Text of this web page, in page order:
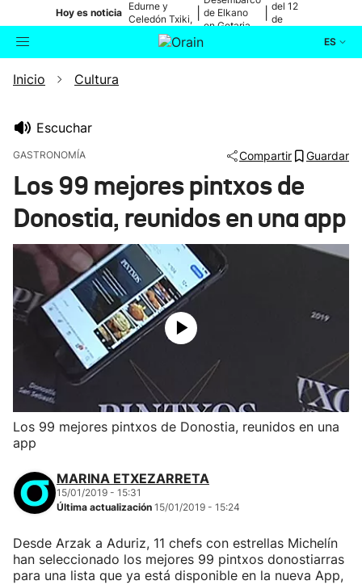
Hoy es noticia
Edurne y
Celedón Txiki,
en directo
de Elkano
en Getaria
del 12
de
ES
Buscador
Ikusmiran
Eguraldia
Inicio Cultura
Escuchar
GASTRONOMÍA Compartir Guardar
Los 99 mejores pintxos de
Donostia, reunidos en una app
Los 99 mejores pintxos de Donostia, reunidos en una
app
MARINA ETXEZARRETA
15/01/2019 - 15:31
Última actualización 15/01/2019 - 15:24
Desde Arzak a Aduriz, 11 chefs con estrellas Michelín
han seleccionado los mejores 99 pintxos donostiarras
para una lista que ya está disponible en la nueva App,